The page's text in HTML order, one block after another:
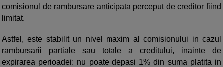
comisionul de rambursare anticipata perceput de creditor fiind
limitat.
Astfel, este stabilit un nivel maxim al comisionului in cazul
rambursarii partiale sau totale a creditului, inainte de
expirarea perioadei: nu poate depasi 1% din suma platita in